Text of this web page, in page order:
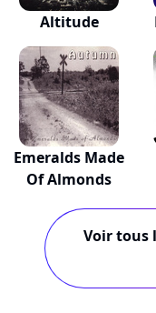
Altitude
Emeralds Made
Of Almonds
Voir tous